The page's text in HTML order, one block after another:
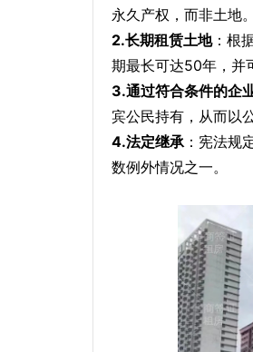
永久产权，而非土地。
2.长期租赁土地：根
期最长可达50年，并
3.通过符合条件的企
宾公民持有，从而以
4.法定继承：宪法规
数例外情况之一。